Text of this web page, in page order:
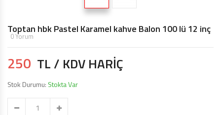
IŞIKLI BALON,LED IŞIKLI BALON
Toptan hbk Pastel Karamel kahve Balon 100 lü 12 inç
0 Yorum
250 TL / KDV HARİÇ
Stok Durumu: Stokta Var